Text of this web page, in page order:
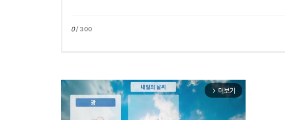
0/ 300
arrow_forward_ios 더보기